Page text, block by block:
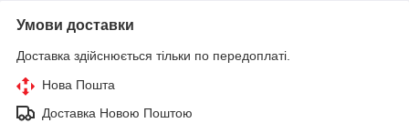
Умови доставки
Доставка здійснюється тільки по передоплаті.
Нова Пошта
Доставка Новою Поштою